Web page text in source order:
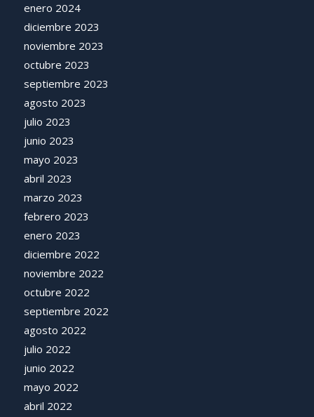
enero 2024
diciembre 2023
noviembre 2023
octubre 2023
septiembre 2023
agosto 2023
julio 2023
junio 2023
mayo 2023
abril 2023
marzo 2023
febrero 2023
enero 2023
diciembre 2022
noviembre 2022
octubre 2022
septiembre 2022
agosto 2022
julio 2022
junio 2022
mayo 2022
abril 2022